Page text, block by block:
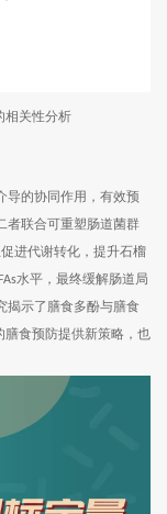
相关性分析
导的协同作用，有效预
者联合可重塑肠道菌群
进代谢转化，提升石榴
水平，最终缓解肠道局
揭示了膳食多酚与膳食
食预防提供新策略，也